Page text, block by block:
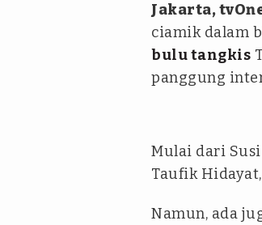
Jakarta,
ciamik dalam
bulu tangkis
panggung
Mulai dari
Taufik
Namun, ada